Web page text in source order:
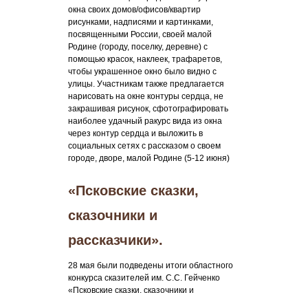
окна своих домов/офисов/квартир
рисунками, надписями и картинками,
посвященными России, своей малой
Родине (городу, поселку, деревне) с
помощью красок, наклеек, трафаретов,
чтобы украшенное окно было видно с
улицы. Участникам также предлагается
нарисовать на окне контуры сердца, не
закрашивая рисунок, сфотографировать
наиболее удачный ракурс вида из окна
через контур сердца и выложить в
социальных сетях с рассказом о своем
городе, дворе, малой Родине (5-12 июня)
«Псковские сказки,
сказочники и
рассказчики».
28 мая были подведены итоги областного
конкурса сказителей им. С.С. Гейченко
«Псковские сказки, сказочники и